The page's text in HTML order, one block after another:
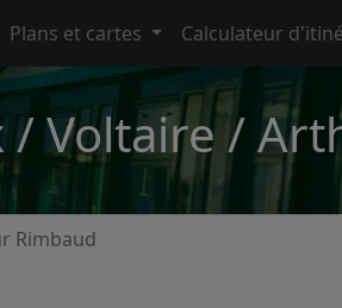
Plans et cartes Calculateur
Voltaire /
Rimbaud